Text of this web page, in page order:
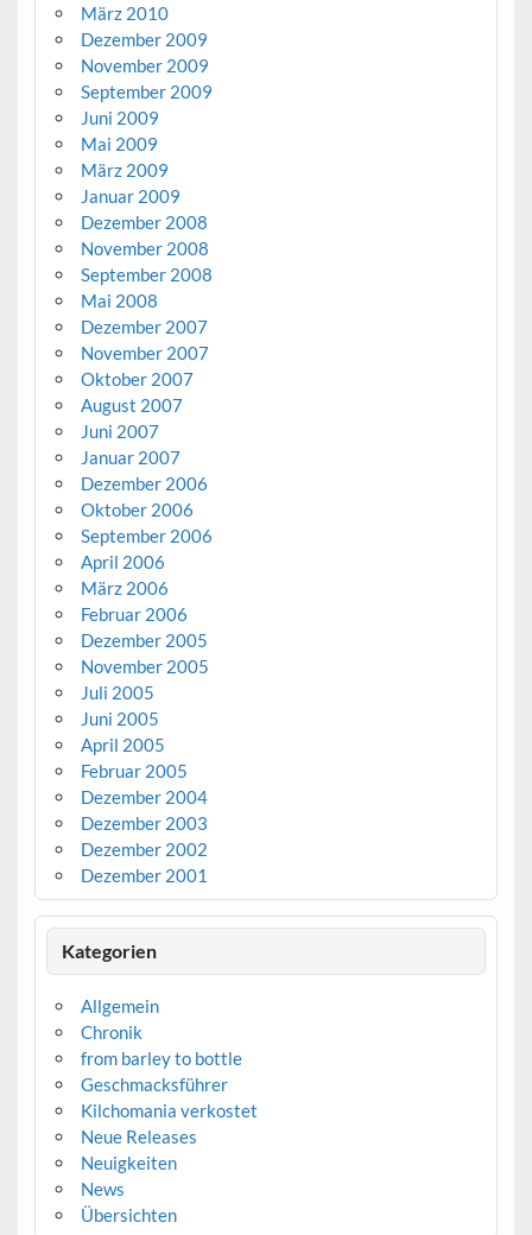
März 2010
Dezember 2009
November 2009
September 2009
Juni 2009
Mai 2009
März 2009
Januar 2009
Dezember 2008
November 2008
September 2008
Mai 2008
Dezember 2007
November 2007
Oktober 2007
August 2007
Juni 2007
Januar 2007
Dezember 2006
Oktober 2006
September 2006
April 2006
März 2006
Februar 2006
Dezember 2005
November 2005
Juli 2005
Juni 2005
April 2005
Februar 2005
Dezember 2004
Dezember 2003
Dezember 2002
Dezember 2001
Kategorien
Allgemein
Chronik
from barley to bottle
Geschmacksführer
Kilchomania verkostet
Neue Releases
Neuigkeiten
News
Übersichten